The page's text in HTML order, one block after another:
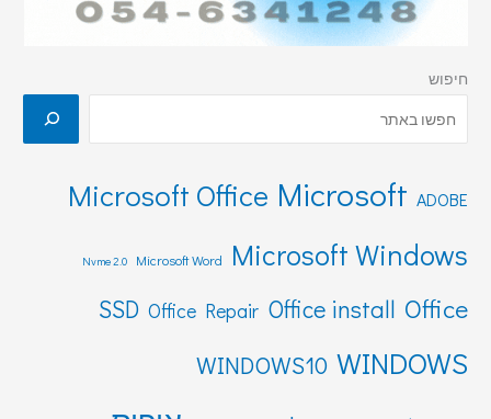
חיפוש
ADOBE
Microsoft
Microsoft Office
Microsoft Windows
Microsoft Word
Nvme 2.0
Office
Office install
Office Repair
SSD
WINDOWS
WINDOWS10